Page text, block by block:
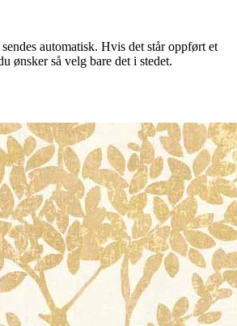
automatisk. Hvis det står oppført et
ønsker så velg bare det i stedet.